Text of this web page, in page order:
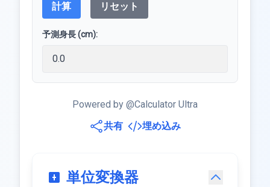
計算 リセット
予測身長 (cm):
Powered by @Calculator Ultra
共有
埋め込み
単位変換器